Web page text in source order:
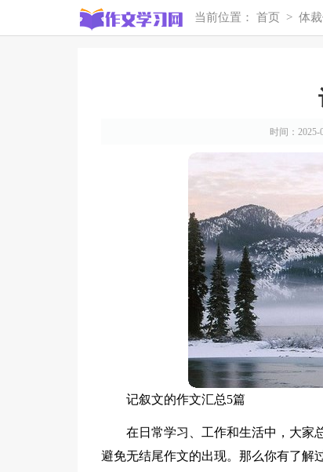
当前位置： 首页 > 体
时间：2025-
记叙文的作文汇总5篇
在日常学习、工作和生活中，大家
避免无结尾作文的出现。那么你有了解